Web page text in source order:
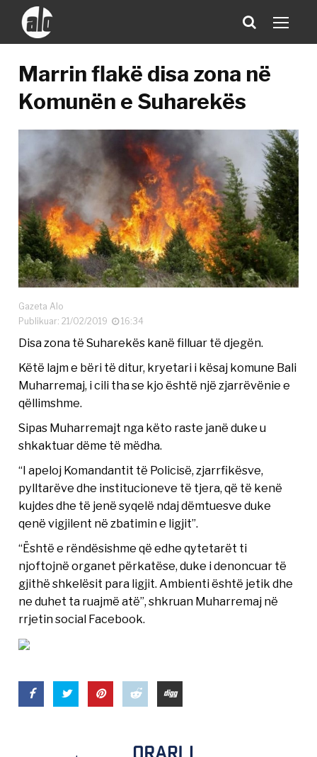
Marrin flakë disa zona në
Komunën e Suharekës
Gazeta Alo
Publikuar: 21/02/2019
16:34
Disa zona të Suharekës kanë filluar të djegën.
Këtë lajm e bëri të ditur, kryetari i kësaj komune Bali
Muharremaj, i cili tha se kjo është një zjarrëvënie e
qëllimshme.
Sipas Muharremajt nga këto raste janë duke u
shkaktuar dëme të mëdha.
“I apeloj Komandantit të Policisë, zjarrfikësve,
pylltarëve dhe institucioneve të tjera, që të kenë
kujdes dhe të jenë syqelë ndaj dëmtuesve duke
qenë vigjilent në zbatimin e ligjit”.
“Është e rëndësishme që edhe qytetarët ti
njoftojnë organet përkatëse, duke i denoncuar të
gjithë shkelësit para ligjit. Ambienti është jetik dhe
ne duhet ta ruajmë atë”, shkruan Muharremaj në
rrjetin social Facebook.